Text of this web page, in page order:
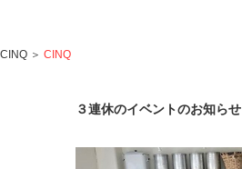
CINQ ＞ CINQ
３連休のイベントのお知らせ